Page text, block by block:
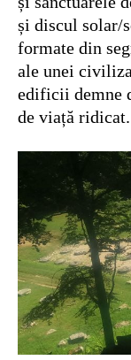
și discul solar/
formate din
ale unei
edificii demne
de viață ridicat.